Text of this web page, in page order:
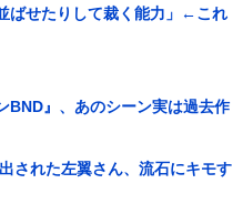
ばせたりして裁く能力」←これ
BND』、あのシーン実は過去作
された左翼さん、流石にキモす